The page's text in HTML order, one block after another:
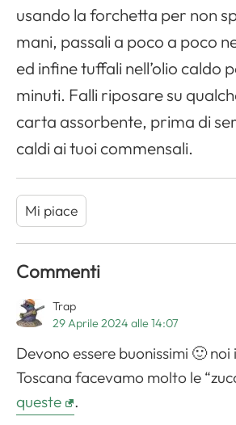
usando la forchetta per non
mani, passali a poco a poco
ed infine tuffali nell’olio caldo
minuti. Falli riposare su
carta assorbente, prima di
caldi ai tuoi commensali.
Mi piace
Commenti
Trap
29 Aprile 2024 alle 14:07
Devono essere buonissimi 🙂 noi
Toscana facevamo molto le
queste
.